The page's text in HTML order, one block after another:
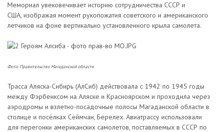
Мемориал увековечивает историю сотрудничества СССР и
США, изображая момент рукопожатия советского и американского
летчиков на фоне вертикально установленного крыла самолета.
Фото: Правительство Магаданской области
Трасса Аляска-Сибирь (АлСиб) действовала с 1942 по 1945 годы
между Фэрбенксом на Аляске и Красноярском и проходила через
аэродромы и взлетно-посадочные полосы Магаданской области в
столице и посёлках Сеймчан, Берелех. Авиатрассу использовали
для перегонки американских самолетов, поставляемых в СССР по